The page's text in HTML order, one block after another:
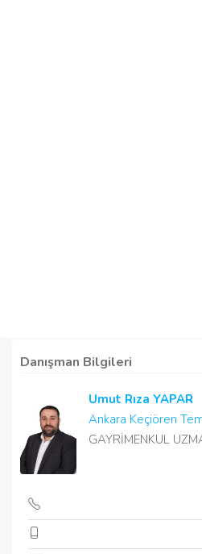
Danışman Bilgileri
Umut Rıza YAPAR
Ankara Keçiören
GAYRİMENKUL